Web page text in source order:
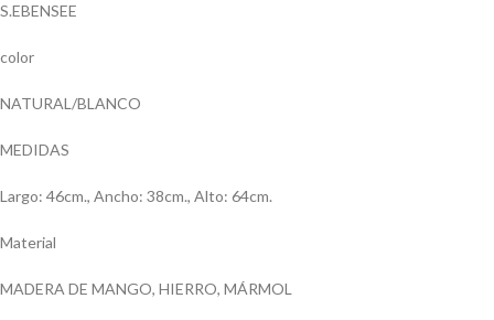
S.EBENSEE
color
NATURAL/BLANCO
MEDIDAS
Largo: 46cm., Ancho: 38cm., Alto: 64cm.
Material
MADERA DE MANGO, HIERRO, MÁRMOL